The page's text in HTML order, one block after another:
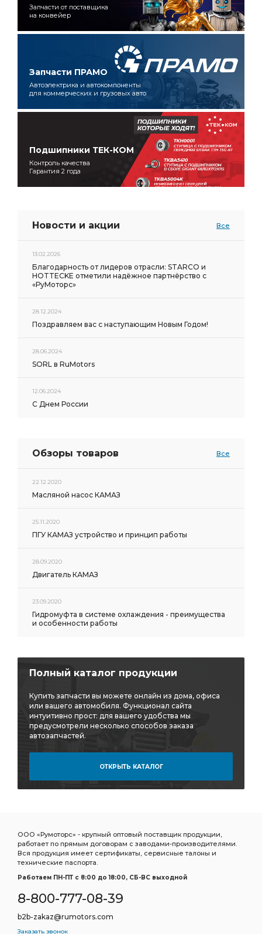
Запчасти от поставщика
на конвейер
Запчасти ПРАМО
Автоэлектрика и автокомпоненты
для коммерческих и грузовых авто
Подшипники ТЕК-КОМ
Контроль качества
Гарантия 2 года
Новости и акции Все
13.02.2026
Благодарность от лидеров отрасли: STARCO и
HOTTECKE отметили надёжное партнёрство с
«РуМоторс»
28.12.2024
Поздравляем вас с наступающим Новым Годом!
28.06.2024
SORL в RuMotors
12.06.2024
С Днем России
Обзоры товаров Все
22.12.2020
Масляной насос КАМАЗ
25.11.2020
ПГУ КАМАЗ устройство и принцип работы
28.09.2020
Двигатель КАМАЗ
23.09.2020
Гидромуфта в системе охлаждения - преимущества
и особенности работы
Полный каталог продукции
Купить запчасти вы можете онлайн из дома, офиса
или вашего автомобиля. Функционал сайта
интуитивно прост: для вашего удобства мы
предусмотрели несколько способов заказа
автозапчастей.
ОТКРЫТЬ КАТАЛОГ
ООО «Румоторс» - крупный оптовый поставщик продукции,
работает по прямым договорам с заводами-производителями.
Вся продукция имеет сертификаты, сервисные талоны и
технические паспорта.
Работаем ПН-ПТ c 8:00 до 18:00, СБ-ВС выходной
8-800-777-08-39
b2b-zakaz@rumotors.com
Заказать звонок